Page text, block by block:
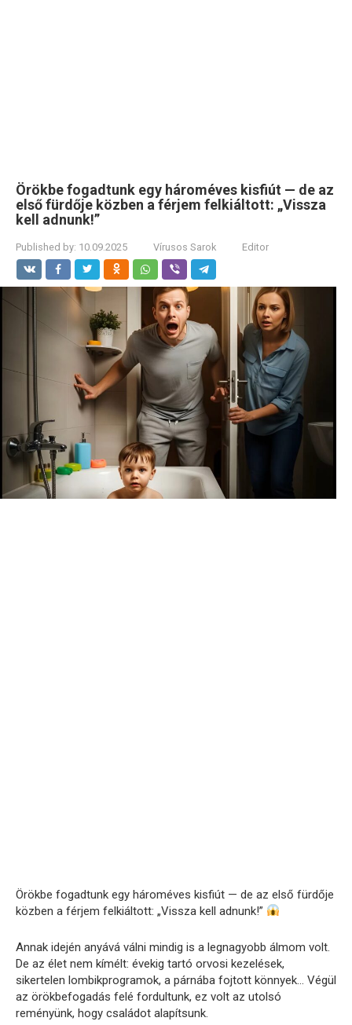
Örökbe fogadtunk egy hároméves kisfiút — de az
első fürdője közben a férjem felkiáltott: „Vissza
kell adnunk!”
Published by: 10.09.2025 Vírusos Sarok Editor
Örökbe fogadtunk egy hároméves kisfiút — de az első fürdője
közben a férjem felkiáltott: „Vissza kell adnunk!”
Annak idején anyává válni mindig is a legnagyobb álmom volt.
De az élet nem kímélt: évekig tartó orvosi kezelések,
sikertelen lombikprogramok, a párnába fojtott könnyek… Végül
az örökbefogadás felé fordultunk, ez volt az utolsó
reményünk, hogy családot alapítsunk.